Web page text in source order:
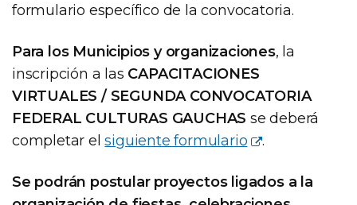
formulario específico de la convocatoria.
Para los Municipios y organizaciones, la
inscripción a las CAPACITACIONES
VIRTUALES / SEGUNDA CONVOCATORIA
FEDERAL CULTURAS GAUCHAS se deberá
completar elsiguiente formulario .
Se podrán postular proyectos ligados a la